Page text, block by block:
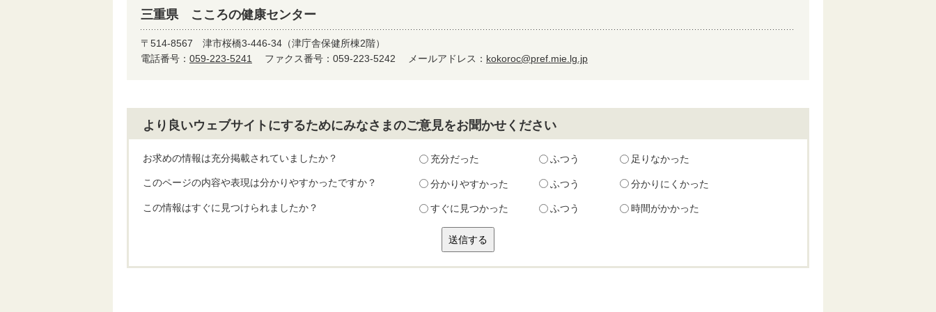
三重県 こころの健康センター
〒514-8567 津市桜橋3-446-34（津庁舎保健所棟2階）
電話番号： 059-223-5241 ファクス番号：059-223-5242 メールアドレス： kokoroc@pref.mie.lg.jp
より良いウェブサイトにするためにみなさまのご意見をお聞かせください
お求めの情報は充分掲載されていましたか？ 充分だった ふつう 足りなかった
このページの内容や表現は分かりやすかったですか？ 分かりやすかった ふつう 分かりにくかった
この情報はすぐに見つけられましたか？ すぐに見つかった ふつう 時間がかかった